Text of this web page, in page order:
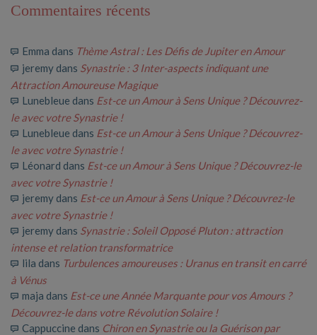
Commentaires récents
Emma dans Thème Astral : Les Défis de Jupiter en Amour
jeremy dans Synastrie : 3 Inter-aspects indiquant une
Attraction Amoureuse Magique
Lunebleue dans Est-ce un Amour à Sens Unique ? Découvrez-
le avec votre Synastrie !
Lunebleue dans Est-ce un Amour à Sens Unique ? Découvrez-
le avec votre Synastrie !
Léonard dans Est-ce un Amour à Sens Unique ? Découvrez-le
avec votre Synastrie !
jeremy dans Est-ce un Amour à Sens Unique ? Découvrez-le
avec votre Synastrie !
jeremy dans Synastrie : Soleil Opposé Pluton : attraction
intense et relation transformatrice
lila dans Turbulences amoureuses : Uranus en transit en carré
à Vénus
maja dans Est-ce une Année Marquante pour vos Amours ?
Découvrez-le dans votre Révolution Solaire !
Cappuccine dans Chiron en Synastrie ou la Guérison par